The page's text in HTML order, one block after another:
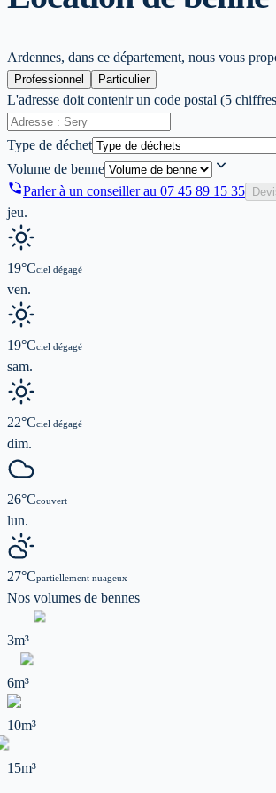
Ardennes, dans ce département, nous vous
Professionnel Particulier
L'adresse doit contenir un code postal (5
Type de déchet
Volume de benne
Parler à un conseiller au 07 45 89 15 35
jeu.
19°Cciel dégagé
ven.
19°Cciel dégagé
sam.
22°Cciel dégagé
dim.
26°Ccouvert
lun.
27°Cpartiellement nuageux
Nos volumes de bennes
3m³
6m³
10m³
15m³